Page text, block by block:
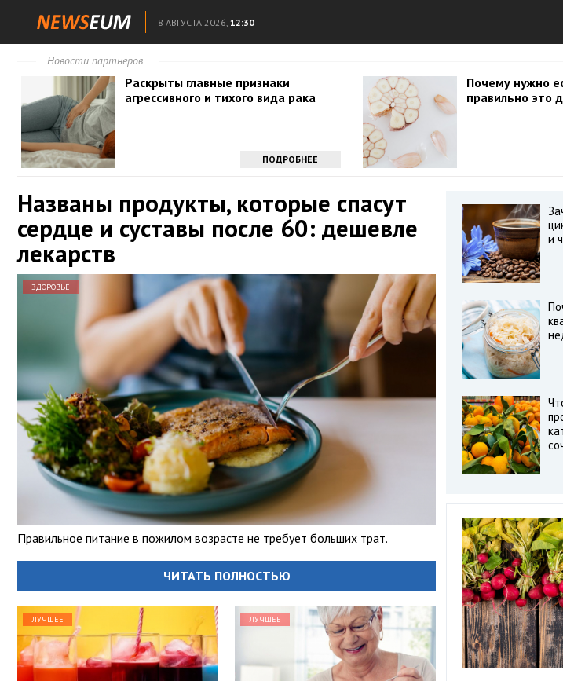
8 АВГУСТА 2026, 12:30
Новости партнеров
Раскрыты главные признаки
агрессивного и тихого вида рака
ПОДРОБНЕЕ
Почему нужно
правильно это
Названы продукты, которые спасут
сердце и суставы после 60: дешевле
лекарств
ЗДОРОВЬЕ
Правильное питание в пожилом возрасте не требует больших трат.
ЧИТАТЬ ПОЛНОСТЬЮ
ЛУЧШЕЕ ЛУЧШЕЕ
и